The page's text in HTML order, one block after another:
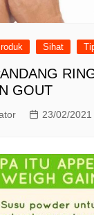
Sihat
GOUT
23/02/2021